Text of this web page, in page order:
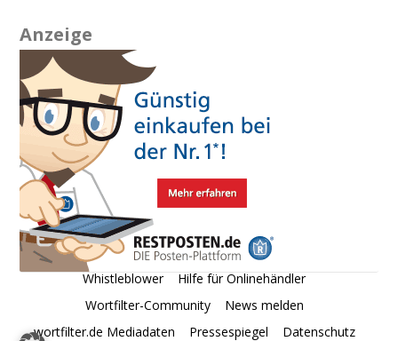
Anzeige
Whistleblower
Hilfe für Onlinehändler
Wortfilter-Community
News melden
wortfilter.de Mediadaten
Pressespiegel Datenschutz